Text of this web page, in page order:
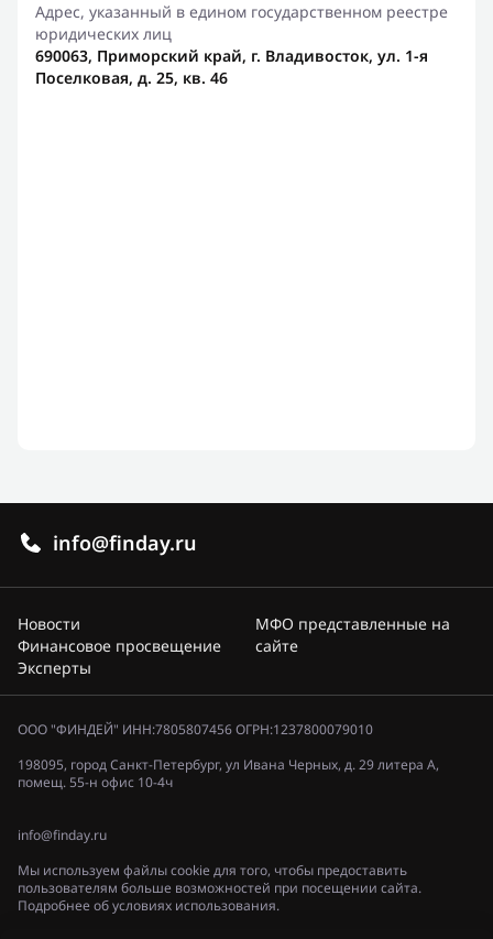
Адрес, указанный в едином государственном реестре
юридических лиц
690063, Приморский край, г. Владивосток, ул. 1-я
Поселковая, д. 25, кв. 46
info@finday.ru
Новости
Финансовое просвещение
Эксперты
МФО представленные на
сайте
ООО "ФИНДЕЙ" ИНН:7805807456 ОГРН:1237800079010
198095, город Санкт-Петербург, ул Ивана Черных, д. 29 литера А,
помещ. 55-н офис 10-4ч
info@finday.ru
Мы используем файлы cookie для того, чтобы предоставить
пользователям больше возможностей при посещении сайта.
Подробнее об условиях использования.